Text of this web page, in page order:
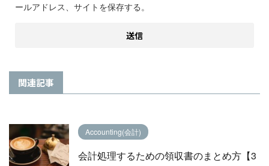
ールアドレス、サイトを保存する。
関連記事
Accounting(会計)
会計処理するための領収書のまとめ方【3